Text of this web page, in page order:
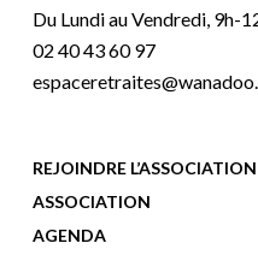
Du Lundi au Vendredi, 9h-
02 40 43 60 97
REJOINDRE L’ASSOCIATION
ASSOCIATION
AGENDA